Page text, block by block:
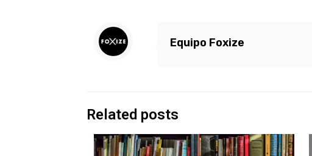
Equipo Foxize
Related posts